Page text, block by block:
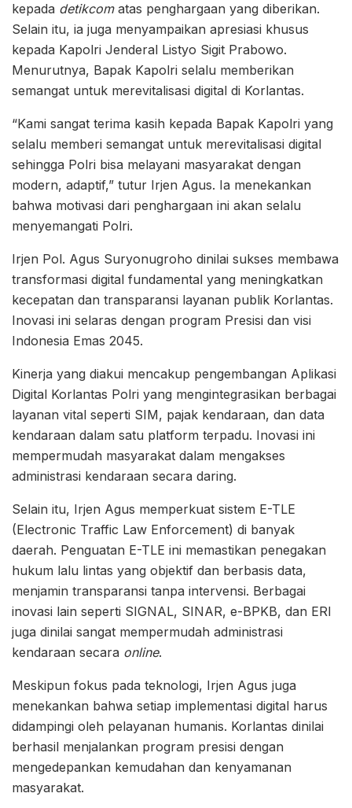
kepada detikcomatas penghargaan yang diberikan.
Selain itu, ia juga menyampaikan apresiasi khusus
kepada Kapolri Jenderal Listyo Sigit Prabowo.
Menurutnya, Bapak Kapolri selalu memberikan
semangat untuk merevitalisasi digital di Korlantas.
“Kami sangat terima kasih kepada Bapak Kapolri yang
selalu memberi semangat untuk merevitalisasi digital
sehingga Polri bisa melayani masyarakat dengan
modern, adaptif,” tutur Irjen Agus. Ia menekankan
bahwa motivasi dari penghargaan ini akan selalu
menyemangati Polri.
Irjen Pol. Agus Suryonugroho dinilai sukses membawa
transformasi digital fundamental yang meningkatkan
kecepatan dan transparansi layanan publik Korlantas.
Inovasi ini selaras dengan program Presisi dan visi
Indonesia Emas 2045.
Kinerja yang diakui mencakup pengembangan Aplikasi
Digital Korlantas Polri yang mengintegrasikan berbagai
layanan vital seperti SIM, pajak kendaraan, dan data
kendaraan dalam satu platform terpadu. Inovasi ini
mempermudah masyarakat dalam mengakses
administrasi kendaraan secara daring.
Selain itu, Irjen Agus memperkuat sistem E-TLE
(Electronic Traffic Law Enforcement) di banyak
daerah. Penguatan E-TLE ini memastikan penegakan
hukum lalu lintas yang objektif dan berbasis data,
menjamin transparansi tanpa intervensi. Berbagai
inovasi lain seperti SIGNAL, SINAR, e-BPKB, dan ERI
juga dinilai sangat mempermudah administrasi
kendaraan secara online.
Meskipun fokus pada teknologi, Irjen Agus juga
menekankan bahwa setiap implementasi digital harus
didampingi oleh pelayanan humanis. Korlantas dinilai
berhasil menjalankan program presisi dengan
mengedepankan kemudahan dan kenyamanan
masyarakat.